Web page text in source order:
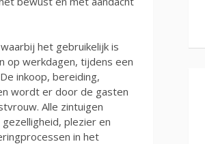
het gebruikelijk is
op werkdagen, tijdens een
inkoop, bereiding,
wordt er door de gasten
Alle zintuigen
plezier en
in het